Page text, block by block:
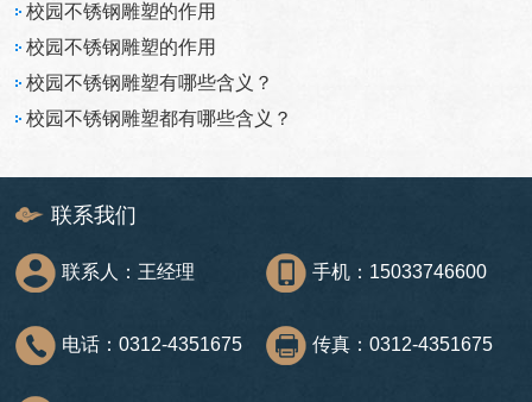
校园不锈钢雕塑的作用
校园不锈钢雕塑的作用
校园不锈钢雕塑有哪些含义？
校园不锈钢雕塑都有哪些含义？
联系我们
联系人：王经理 手机：15033746600
电话：0312-4351675 传真：0312-4351675